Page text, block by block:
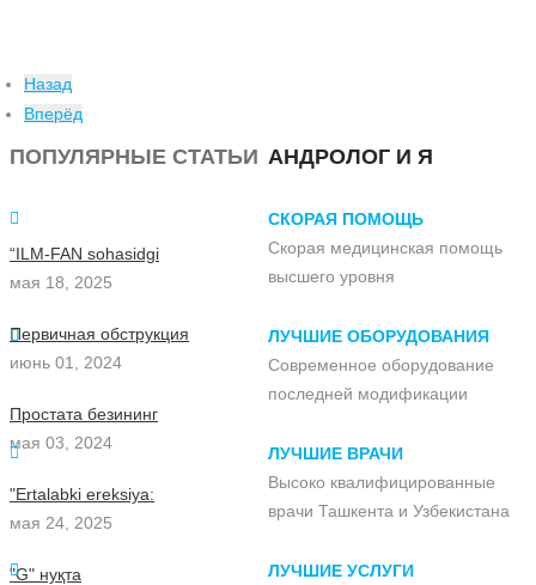
Назад
Вперёд
ПОПУЛЯРНЫЕ СТАТЬИ
“ILM-FAN sohasidgi
мая 18, 2025
Первичная обструкция
июнь 01, 2024
Простата безининг
мая 03, 2024
"Ertalabki ereksiya:
мая 24, 2025
"G" нуқта
АНДРОЛОГ И Я
СКОРАЯ ПОМОЩЬ
Скорая медицинская помощь
высшего уровня
ЛУЧШИЕ ОБОРУДОВАНИЯ
Современное оборудование
последней модификации
ЛУЧШИЕ ВРАЧИ
Высоко квалифицированные
врачи Ташкента и Узбекистана
ЛУЧШИЕ УСЛУГИ